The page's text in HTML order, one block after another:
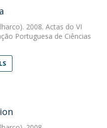
2008. Actas do VI
Portuguesa de Ciências